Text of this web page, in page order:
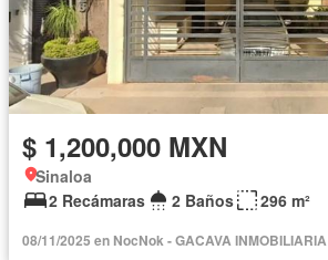
$ 1,200,000 MXN
Sinaloa
2 Recámaras
2 Baños 296 m²
08/11/2025 en NocNok - GACAVA INMOBILIARIA